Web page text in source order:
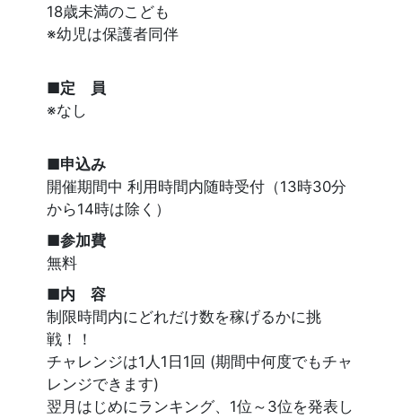
18歳未満のこども
※幼児は保護者同伴
■定 員
※なし
■申込み
開催期間中 利用時間内随時受付（13時30分
から14時は除く）
■参加費
無料
■内 容
制限時間内にどれだけ数を稼げるかに挑
戦！！
チャレンジは1人1日1回 (期間中何度でもチャ
レンジできます)
翌月はじめにランキング、1位～3位を発表し